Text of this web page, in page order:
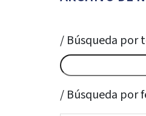
/ Búsqueda por
/ Búsqueda por